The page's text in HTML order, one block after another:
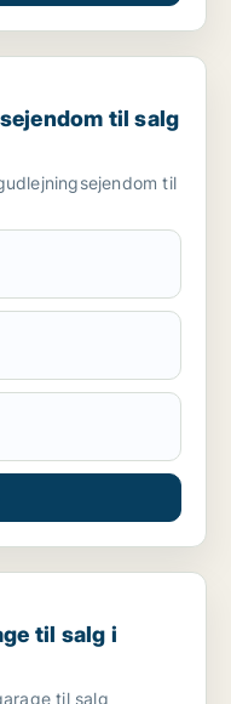
til salg i Region Sjælland
til salg
til
i Region Sjælland
til salg i
til salg